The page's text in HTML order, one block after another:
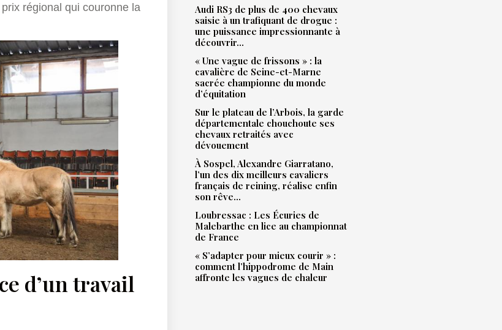
régional qui couronne la
d’un travail
Audi RS3 de plus de 400 chevaux
saisie à un trafiquant de drogue :
une puissance impressionnante à
découvrir…
« Une vague de frissons » : la
cavalière de Seine-et-Marne
sacrée championne du monde
d’équitation
Sur le plateau de l’Arbois, la garde
départementale chouchoute ses
chevaux retraités avec
dévouement
À Sospel, Alexandre Giarratano,
l’un des dix meilleurs cavaliers
français de reining, réalise enfin
son rêve…
Loubressac : Les Écuries de
Malebarthe en lice au championnat
de France
« S’adapter pour mieux courir » :
comment l’hippodrome de Main
affronte les vagues de chaleur